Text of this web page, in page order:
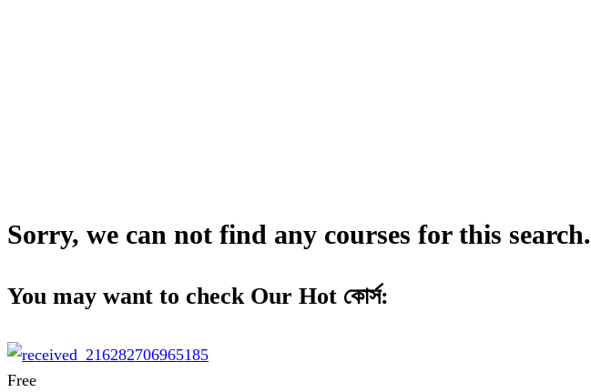
Sorry, we can not find any courses for this search.
You may want to check Our Hot কোর্স:
Free